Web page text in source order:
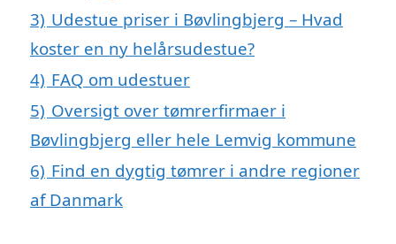
3) Udestue priser i Bøvlingbjerg – Hvad
koster en ny helårsudestue?
4) FAQ om udestuer
5) Oversigt over tømrerfirmaer i
Bøvlingbjerg eller hele Lemvig kommune
6) Find en dygtig tømrer i andre regioner
af Danmark